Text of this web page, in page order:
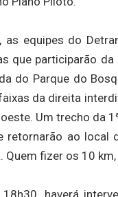
equipes do
que participarão
do Parque do
da direita
Um trecho da
retornarão ao local
Quem fizer os 10
haverá